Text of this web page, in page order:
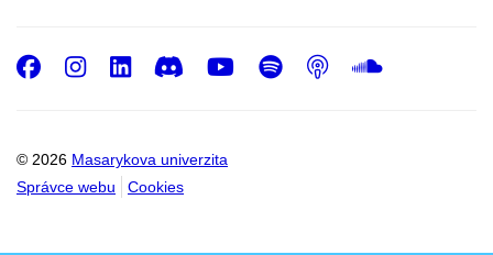
© 2026 Masarykova univerzita
Správce webu
Cookies
Facebook
Instagram
LinkedIn
DiscordYoutube
Spotify
Podcast